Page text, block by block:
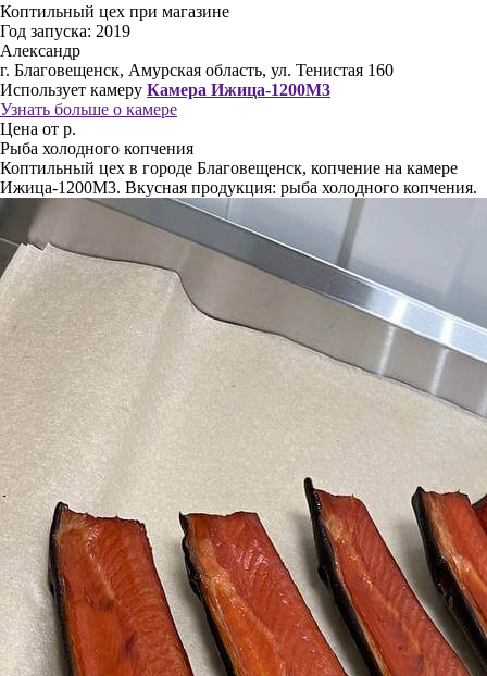
Коптильный цех при магазине
Год запуска: 2019
Александр
г. Благовещенск, Амурская область, ул. Тенистая 160
Использует камеру Камера Ижица-1200M3
Узнать больше о камере
Цена от р.
Рыба холодного копчения
Коптильный цех в городе Благовещенск, копчение на камере
Ижица-1200M3. Вкусная продукция: рыба холодного копчения.